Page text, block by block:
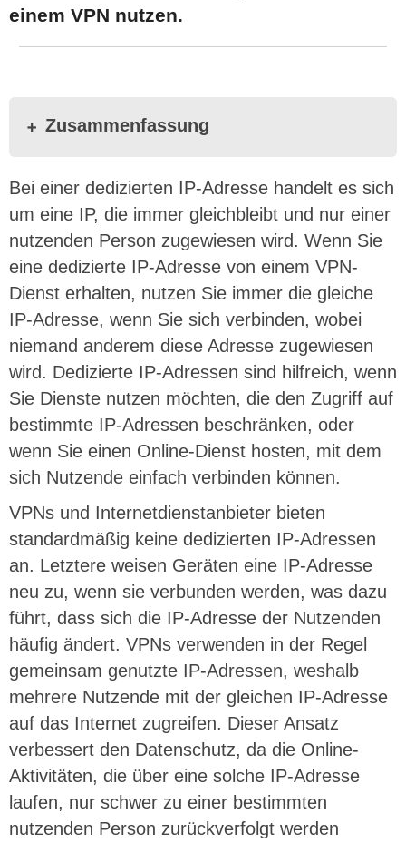
einem VPN nutzen.
Zusammenfassung
Bei einer dedizierten IP-Adresse handelt es sich
um eine IP, die immer gleichbleibt und nur einer
nutzenden Person zugewiesen wird. Wenn Sie
eine dedizierte IP-Adresse von einem VPN-
Dienst erhalten, nutzen Sie immer die gleiche
IP-Adresse, wenn Sie sich verbinden, wobei
niemand anderem diese Adresse zugewiesen
wird. Dedizierte IP-Adressen sind hilfreich, wenn
Sie Dienste nutzen möchten, die den Zugriff auf
bestimmte IP-Adressen beschränken, oder
wenn Sie einen Online-Dienst hosten, mit dem
sich Nutzende einfach verbinden können.
VPNs und Internetdienstanbieter bieten
standardmäßig keine dedizierten IP-Adressen
an. Letztere weisen Geräten eine IP-Adresse
neu zu, wenn sie verbunden werden, was dazu
führt, dass sich die IP-Adresse der Nutzenden
häufig ändert. VPNs verwenden in der Regel
gemeinsam genutzte IP-Adressen, weshalb
mehrere Nutzende mit der gleichen IP-Adresse
auf das Internet zugreifen. Dieser Ansatz
verbessert den Datenschutz, da die Online-
Aktivitäten, die über eine solche IP-Adresse
laufen, nur schwer zu einer bestimmten
nutzenden Person zurückverfolgt werden